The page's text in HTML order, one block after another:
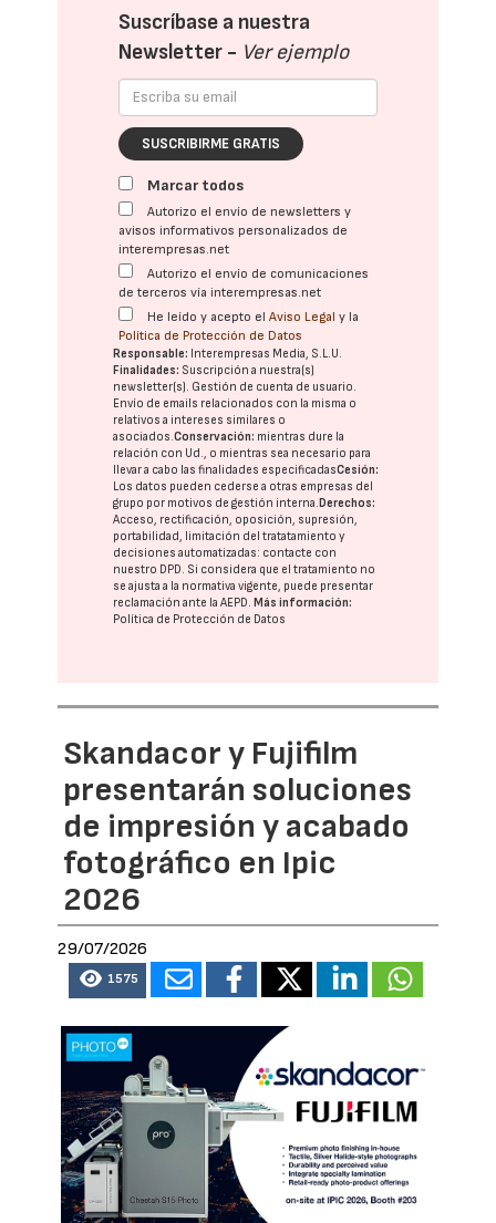
Suscríbase a nuestra
Newsletter - Ver ejemplo
SUSCRIBIRME GRATIS
Marcar todos
Autorizo el envío de newsletters y
avisos informativos personalizados de
interempresas.net
Autorizo el envío de comunicaciones
de terceros vía interempresas.net
He leído y acepto elAviso Legal y la
Política de Protección de Datos
Responsable: Interempresas Media, S.L.U.
Finalidades: Suscripción a nuestra(s)
newsletter(s). Gestión de cuenta de usuario.
Envío de emails relacionados con la misma o
relativos a intereses similares o
asociados.Conservación: mientras dure la
relación con Ud., o mientras sea necesario para
llevar a cabo las finalidades especificadasCesión:
Los datos pueden cederse a otras empresas del
grupo por motivos de gestión interna.Derechos:
Acceso, rectificación, oposición, supresión,
portabilidad, limitación del tratatamiento y
decisiones automatizadas: contacte con
nuestro DPD. Si considera que el tratamiento no
se ajusta a la normativa vigente, puede presentar
reclamación ante laAEPD.Más información:
Política de Protección de Datos
Skandacor y Fujifilm
presentarán soluciones
de impresión y acabado
fotográfico en Ipic
2026
29/07/2026
1575